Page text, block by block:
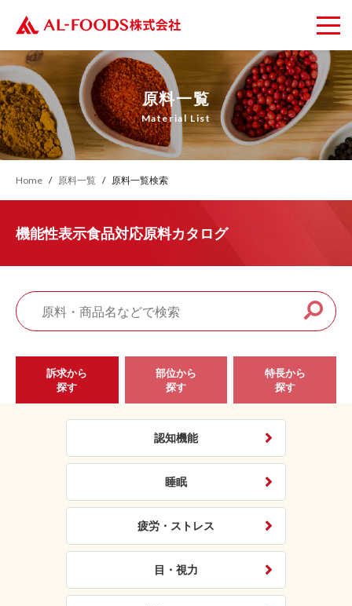
原料一覧
Material List
Home 原料一覧 原料一覧検索
機能性表示食品対応原料カタログ
訴求から
探す
部位から
探す
特長から
探す
認知機能
睡眠
疲労・ストレス
目・視力